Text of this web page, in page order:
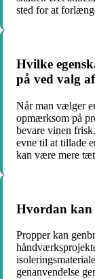
sted for at
Hvilke
på ved valg
Når man vælger
opmærksom på
bevare vinen
evne til at tillade
kan være mere
Hvordan kan
Propper kan
genanvendelse